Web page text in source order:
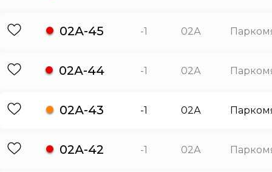
02А-45 -1 02А
02А-44 -1 02А
02А-43 -1 02А
02А-42 -1 02А